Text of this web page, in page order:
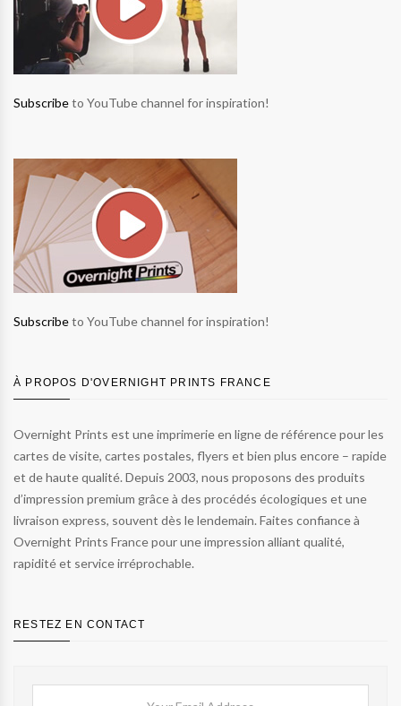
Subscribeto YouTube channel for inspiration!
Subscribeto YouTube channel for inspiration!
À PROPOS D'OVERNIGHT PRINTS FRANCE
Overnight Prints est une imprimerie en ligne de référence pour les
cartes de visite, cartes postales, flyers et bien plus encore – rapide
et de haute qualité. Depuis 2003, nous proposons des produits
d’impression premium grâce à des procédés écologiques et une
livraison express, souvent dès le lendemain. Faites confiance à
Overnight Prints France pour une impression alliant qualité,
rapidité et service irréprochable.
RESTEZ EN CONTACT